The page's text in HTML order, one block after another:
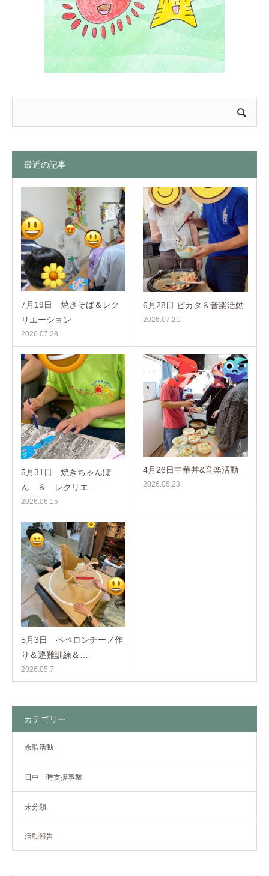
最近の記事
7月19日 焼きそば＆レク
リエーション
2026.07.28
6月28日 ピカタ＆音楽活動
2026.07.21
5月31日 焼きちゃんぽ
ん ＆ レクリエ…
2026.06.15
4月26日中華丼&音楽活動
2026.05.23
5月3日 ペペロンチーノ作
り＆避難訓練＆…
2026.05.7
カテゴリー
余暇活動
日中一時支援事業
未分類
活動報告